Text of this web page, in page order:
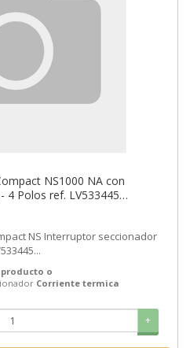
NS1000 NA con
4 Polos ref. LV533445
o
Corriente termica
+